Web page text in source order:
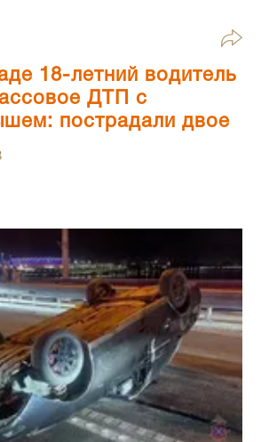
18-летний водитель
ДТП с
пострадали двое